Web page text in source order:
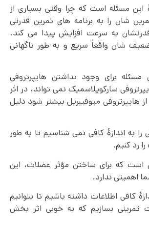
مسئله است که چرا وقتی بسیاری از
شان را به برنامه های تمرین قدرتی
به سرعت افزایش پیدا می کند.
شان واقعاً سریع و به طور ناگهانی
مسئله برای وجود نداشتن هایپرتروفی
سارکوپلاسمیک نمی تواند، در اثر
از هایپرتروفی میوفیبریل بیشتر شود دلیل
را به اندازۀ کافی نمی شناسیم تا به طور
رد کنیم.
است که برای ساختن مؤثر عضلات، این
اهمیتی ندارد.
کافی اطلاعات داشته باشیم تا بتوانیم
تمرینی بسازیم که به خوبی اثر بخش